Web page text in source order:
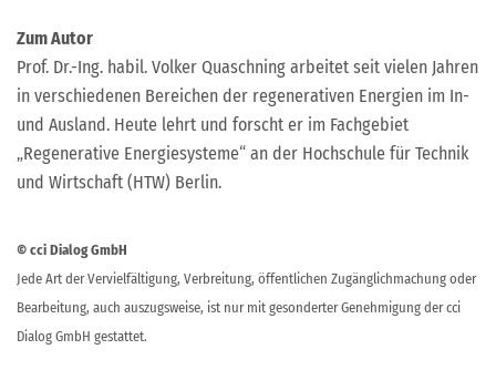
Zum Autor
Prof. Dr.-Ing. habil. Volker Quaschning arbeitet seit vielen Jahren
in verschiedenen Bereichen der regenerativen Energien im In-
und Ausland. Heute lehrt und forscht er im Fachgebiet
„Regenerative Energiesysteme“ an der Hochschule für Technik
und Wirtschaft (HTW) Berlin.
© cci Dialog GmbH
Jede Art der Vervielfältigung, Verbreitung, öffentlichen Zugänglichmachung oder
Bearbeitung, auch auszugsweise, ist nur mit gesonderter Genehmigung der cci
Dialog GmbH gestattet.